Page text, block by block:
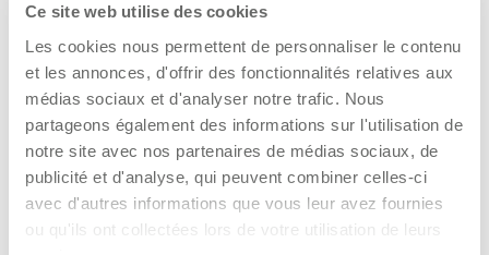
Ce site web utilise des cookies
Les cookies nous permettent de personnaliser le contenu
et les annonces, d'offrir des fonctionnalités relatives aux
médias sociaux et d'analyser notre trafic. Nous
partageons également des informations sur l'utilisation de
notre site avec nos partenaires de médias sociaux, de
publicité et d'analyse, qui peuvent combiner celles-ci
avec d'autres informations que vous leur avez fournies
ou qu'ils ont collectées lors de votre utilisation de leurs
quebec
Has a vehicle registered in the following
province:
quebec
Diplômes et certifications